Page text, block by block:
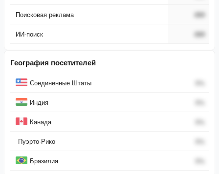
Поисковая реклама ###
ИИ-поиск ###
География посетителей
СтранаСоединенные Штаты 0%
Индия 0%
Канада 0%
Пуэрто-Рико 0%
Бразилия 0%